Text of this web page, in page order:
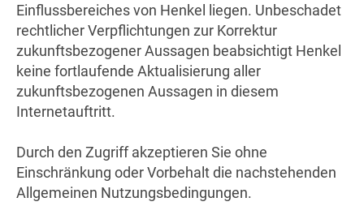
Einflussbereiches von Henkel liegen. Unbeschadet
rechtlicher Verpflichtungen zur Korrektur
zukunftsbezogener Aussagen beabsichtigt Henkel
keine fortlaufende Aktualisierung aller
zukunftsbezogenen Aussagen in diesem
Internetauftritt.
Durch den Zugriff akzeptieren Sie ohne
Einschränkung oder Vorbehalt die nachstehenden
Allgemeinen Nutzungsbedingungen.